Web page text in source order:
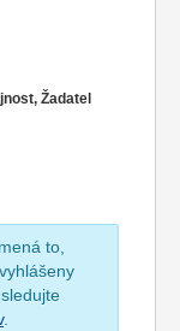
Žadatel
to,
.